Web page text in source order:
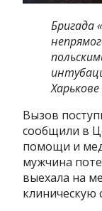
Бригада
Вызов
сообщили в
помощи и
мужчина
выехала на
клиническую